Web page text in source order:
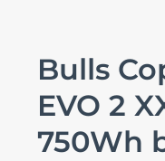
Bulls
EVO 2
750Wh